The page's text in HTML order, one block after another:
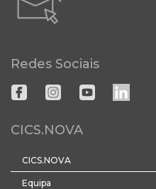
Redes Sociais
CICS.NOVA
CICS.NOVA
Equipa